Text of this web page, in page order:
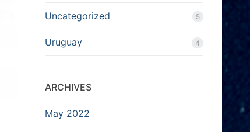
Uncategorized 5
Uruguay 4
ARCHIVES
May 2022